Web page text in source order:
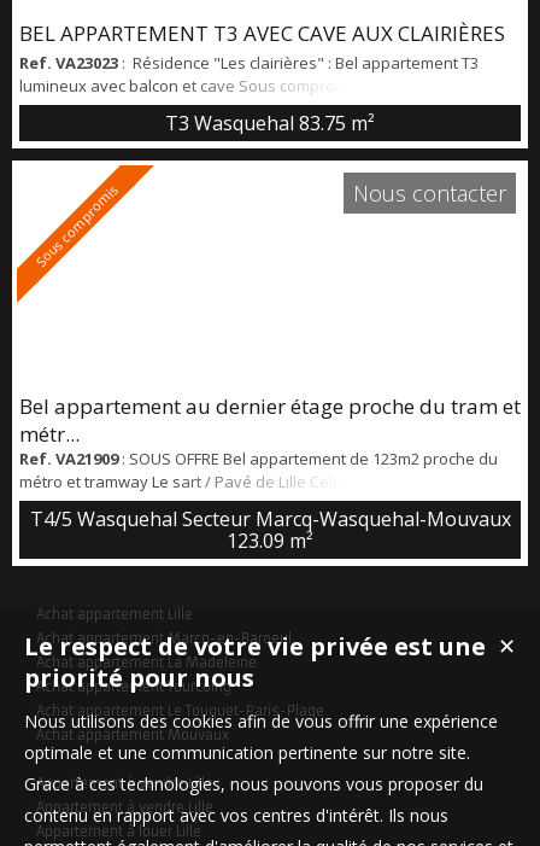
BEL APPARTEMENT T3 AVEC CAVE AUX CLAIRIÈRES
Ref. VA23023 : Résidence "Les clairières" : Bel appartement T3
lumineux avec balcon et cave Sous compromis de vente Situé au
1er étage d’un immeuble de 4 niveaux au sein d’une résidence des
années 1970, cet appartement propose une surface habitable de
83,75m². L’entrée s’ouvre sur un séjour de 28m², lumineux grâce à
ses grandes baies vitrées, offrant un espace de vie confortable.La
T3 Wasquehal 83.75 m²
Sous compromis
Bel appartement au dernier étage proche du tram et
métr...
Ref. VA21909: SOUS OFFRE Bel appartement de 123m2 proche du
métro et tramway Le sart / Pavé de Lille Celui-ci est composé d'une
belle entrée desservant un grand séjour de plus de 32m2 donnant
sur une grande terrasse de presque 40m2, une salle à manger
donnant directement sur une cuisine fermée et équipée. Coté nuit,
un grand couloir avec de grands rangements dessert 3 chambres,
T4/5 Wasquehal Secteur Marcq-Wasquehal-Mouvaux
123.09 m²
Nous contacter
Achat appartement Lille
Achat appartement Marcq-en-Baroeul
Achat appartement La Madeleine
Achat appartement Tourcoing
Achat appartement Le Touquet-Paris-Plage
Achat appartement Mouvaux
Appartement à vendre Lille
Appartement à vendre Lille
Appartement à louer Lille
✕
Le respect de votre vie privée est une
priorité pour nous
Nous utilisons des cookies afin de vous offrir une expérience
optimale et une communication pertinente sur notre site.
Grace à ces technologies, nous pouvons vous proposer du
contenu en rapport avec vos centres d'intérêt. Ils nous